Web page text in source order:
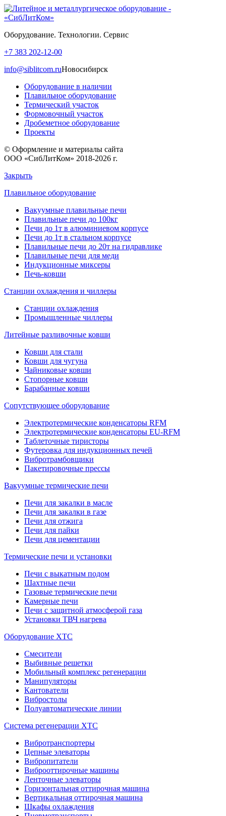
Оборудование. Технологии. Сервис
+7 383 202-12-00
info@siblitcom.ruНовосибирск
Оборудование в наличии
Плавильное оборудование
Термический участок
Формовочный участок
Дробеметное оборудование
Проекты
© Оформление и материалы сайта
ООО «СибЛитКом» 2018-2026 г.
Закрыть
Плавильное оборудование
Вакуумные плавильные печи
Плавильные печи до 100кг
Печи до 1т в алюминиевом корпусе
Печи до 1т в стальном корпусе
Плавильные печи до 20т на гидравлике
Плавильные печи для меди
Индукционные миксеры
Печь-ковши
Станции охлаждения и чиллеры
Станции охлаждения
Промышленные чиллеры
Литейные разливочные ковши
Ковши для стали
Ковши для чугуна
Чайниковые ковши
Стопорные ковши
Барабанные ковши
Сопутствующее оборудование
Электротермические конденсаторы RFM
Электротермические конденсаторы EU-RFM
Таблеточные тиристоры
Футеровка для индукционных печей
Вибротрамбовщики
Пакетировочные прессы
Вакуумные термические печи
Печи для закалки в масле
Печи для закалки в газе
Печи для отжига
Печи для пайки
Печи для цементации
Термические печи и установки
Печи с выкатным подом
Шахтные печи
Газовые термические печи
Камерные печи
Печи с защитной атмосферой газа
Установки ТВЧ нагрева
Оборудование ХТС
Смесители
Выбивные решетки
Мобильный комплекс регенерации
Манипуляторы
Кантователи
Вибростолы
Полуавтоматические линии
Система регенерации ХТС
Вибротранспортеры
Цепные элеваторы
Вибропитатели
Виброоттирочные машины
Ленточные элеваторы
Горизонтальная оттирочная машина
Вертикальная оттирочная машина
Шкафы охлаждения